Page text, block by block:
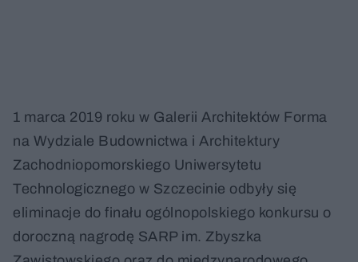
1 marca 2019 roku w Galerii Architektów Forma
na Wydziale Budownictwa i Architektury
Zachodniopomorskiego Uniwersytetu
Technologicznego w Szczecinie odbyły się
eliminacje do finału ogólnopolskiego konkursu o
doroczną nagrodę SARP im. Zbyszka